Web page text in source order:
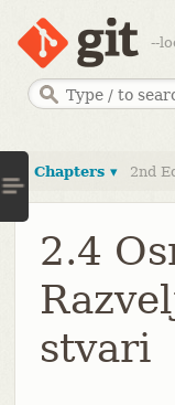
--
Chapters ▾ 2nd
2.4
stvari